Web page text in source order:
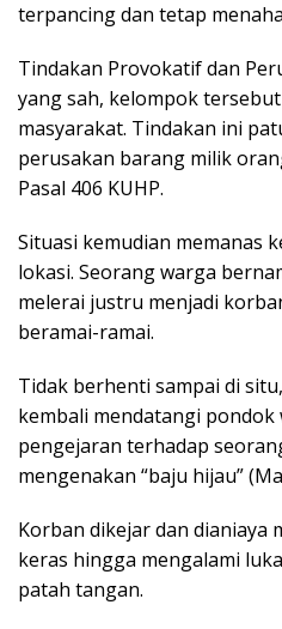
terpancing dan tetap
Tindakan Provokatif dan
yang sah, kelompok
masyarakat. Tindakan ini
perusakan barang milik
Pasal 406 KUHP.
Situasi kemudian memanas
lokasi. Seorang warga
melerai justru menjadi
beramai-ramai.
Tidak berhenti sampai di
kembali mendatangi pondok
pengejaran terhadap
mengenakan “baju hijau”
Korban dikejar dan dianiaya
keras hingga mengalami
patah tangan.